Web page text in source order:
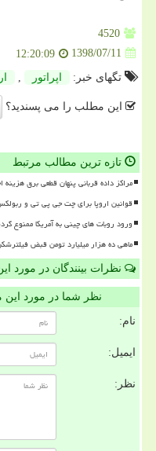
4520
1398/07/11
12:20:09
تگهای خبر:
اپراتور ,
این مطلب را می پسندید؟
تازه ترین مطالب مرتبط
مراکز داده قربانی پنهان قطعی برق هزینه
قوانین اروپا برای چت جی پی تی و
ورود روبات های چینی به آمریکا ممنوع
ماهی ده هزار میلیارد تومن قبض
نظرات بینندگان در مورد
نظر شما در مورد
نام:
ایمیل:
نظر: